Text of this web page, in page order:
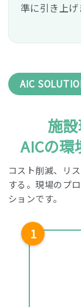
準に引き上げ
AIC
施
AICの
コスト削減、リ
する。現場のプ
ションです。
1